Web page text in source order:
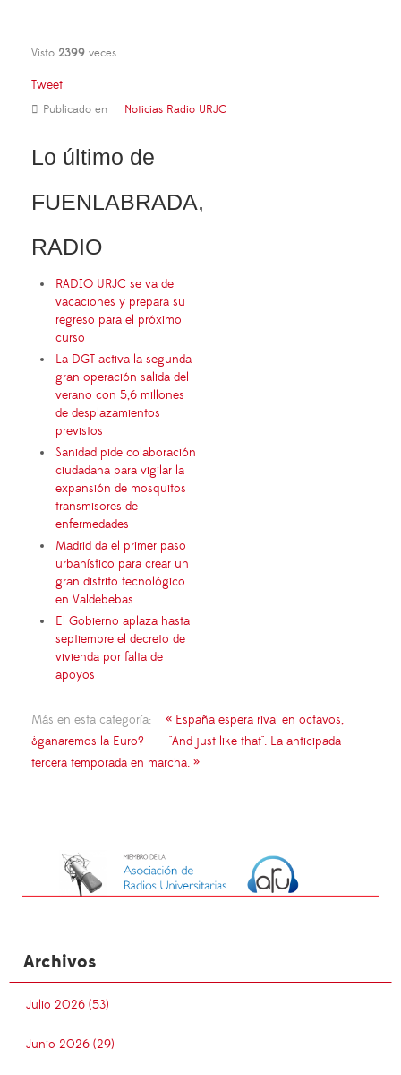
Visto 2399 veces
Tweet
Publicado en Noticias Radio URJC
Lo último de
FUENLABRADA,
RADIO
RADIO URJC se va de
vacaciones y prepara su
regreso para el próximo
curso
La DGT activa la segunda
gran operación salida del
verano con 5,6 millones
de desplazamientos
previstos
Sanidad pide colaboración
ciudadana para vigilar la
expansión de mosquitos
transmisores de
enfermedades
Madrid da el primer paso
urbanístico para crear un
gran distrito tecnológico
en Valdebebas
El Gobierno aplaza hasta
septiembre el decreto de
vivienda por falta de
apoyos
Más en esta categoría:
« España espera rival en octavos,
¿ganaremos la Euro?
"And just like that": La anticipada
tercera temporada en marcha. »
Archivos
Julio 2026 (53)
Junio 2026 (29)